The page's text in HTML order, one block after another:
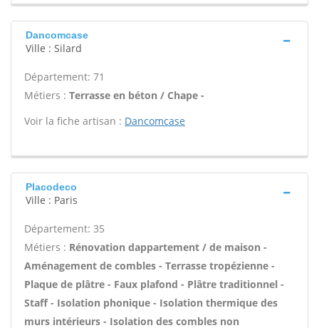
Dancomcase
Ville : Silard
Département: 71
Métiers : Terrasse en béton / Chape -
Voir la fiche artisan : Dancomcase
Placodeco
Ville : Paris
Département: 35
Métiers : Rénovation dappartement / de maison -
Aménagement de combles - Terrasse tropézienne -
Plaque de plâtre - Faux plafond - Plâtre traditionnel -
Staff - Isolation phonique - Isolation thermique des
murs intérieurs - Isolation des combles non